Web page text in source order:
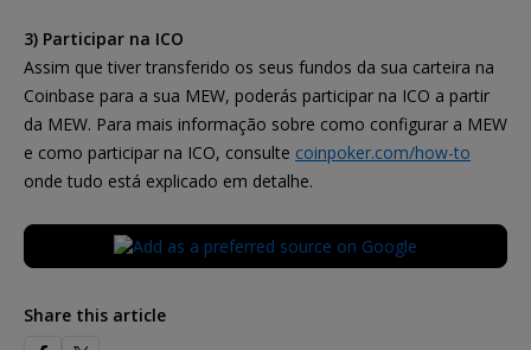
3) Participar na ICO
Assim que tiver transferido os seus fundos da sua carteira na
Coinbase para a sua MEW, poderás participar na ICO a partir
da MEW. Para mais informação sobre como configurar a MEW
e como participar na ICO, consulte coinpoker.com/how-to
onde tudo está explicado em detalhe.
Share this article